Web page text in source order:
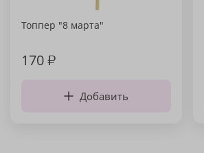
Топпер "8 марта"
170₽
Добавить